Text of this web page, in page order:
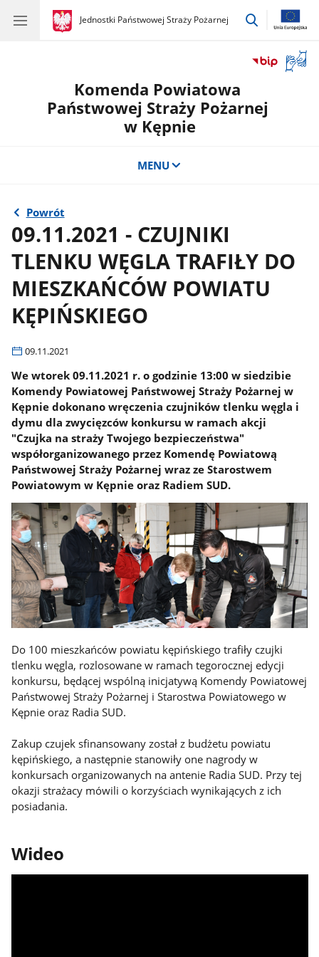
gov.pl
Jednostki Państwowej Straży Pożarnej
gov.pl
Jednostki
przejdź
okno
Komenda Powiatowa
Państwowej Straży Pożarnej
w Kępnie
MENU
Powrót
09.11.2021 - CZUJNIKI
TLENKU WĘGLA TRAFIŁY DO
MIESZKAŃCÓW POWIATU
KĘPIŃSKIEGO
09.11.2021
We wtorek 09.11.2021 r. o godzinie 13:00 w siedzibie
Komendy Powiatowej Państwowej Straży Pożarnej w
Kępnie dokonano wręczenia czujników tlenku węgla i
dymu dla zwycięzców konkursu w ramach akcji
"Czujka na straży Twojego bezpieczeństwa"
współorganizowanego przez Komendę Powiatową
Państwowej Straży Pożarnej wraz ze Starostwem
Powiatowym w Kępnie oraz Radiem SUD.
Do 100 mieszkańców powiatu kępińskiego trafiły czujki
tlenku węgla, rozlosowane w ramach tegorocznej edycji
konkursu, będącej wspólną inicjatywą Komendy Powiatowej
Państwowej Straży Pożarnej i Starostwa Powiatowego w
Kępnie oraz Radia SUD.
Zakup czujek sfinansowany został z budżetu powiatu
kępińskiego, a następnie stanowiły one nagrody w
konkursach organizowanych na antenie Radia SUD. Przy tej
okazji strażacy mówili o korzyściach wynikających z ich
posiadania.
Wideo